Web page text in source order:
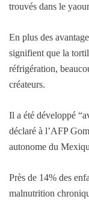
trouvés dans le
En plus des
signifient que la
réfrigération,
créateurs.
Il a été développé
déclaré à l’AFP
autonome du
Près de 14% des
malnutrition